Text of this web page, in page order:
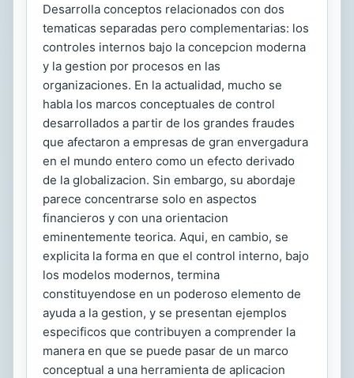
Desarrolla conceptos relacionados con dos
tematicas separadas pero complementarias: los
controles internos bajo la concepcion moderna
y la gestion por procesos en las
organizaciones. En la actualidad, mucho se
habla los marcos conceptuales de control
desarrollados a partir de los grandes fraudes
que afectaron a empresas de gran envergadura
en el mundo entero como un efecto derivado
de la globalizacion. Sin embargo, su abordaje
parece concentrarse solo en aspectos
financieros y con una orientacion
eminentemente teorica. Aqui, en cambio, se
explicita la forma en que el control interno, bajo
los modelos modernos, termina
constituyendose en un poderoso elemento de
ayuda a la gestion, y se presentan ejemplos
especificos que contribuyen a comprender la
manera en que se puede pasar de un marco
conceptual a una herramienta de aplicacion